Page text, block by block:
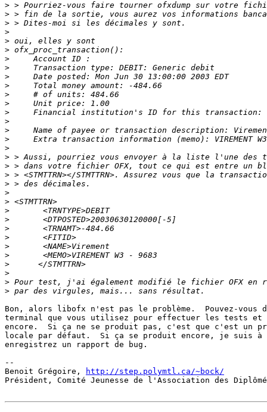
>
>
>
>
>
>
>
>
>
>
>
>
>
>
>
>
>
>
>
>
>
>
>
>
>
>
>
>
>
>
>
>
>
Bon, alors libofx n'est pas le problème.  Pouvez-vous
terminal que vous utilisez pour effectuer les tests
encore.  Si ça ne se produit pas, c'est que c'est un
locale par défaut.  Si ça se produit encore, je suis
enregistrez un rapport de bug.
--
Benoit Grégoire,
http://step.polymtl.ca/~bock/
Président, Comité Jeunesse de l'Association des